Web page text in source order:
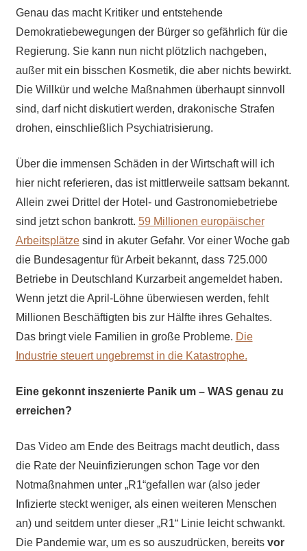
Genau das macht Kritiker und entstehende
Demokratiebewegungen der Bürger so gefährlich für die
Regierung. Sie kann nun nicht plötzlich nachgeben,
außer mit ein bisschen Kosmetik, die aber nichts bewirkt.
Die Willkür und welche Maßnahmen überhaupt sinnvoll
sind, darf nicht diskutiert werden, drakonische Strafen
drohen, einschließlich Psychiatrisierung.
Über die immensen Schäden in der Wirtschaft will ich
hier nicht referieren, das ist mittlerweile sattsam bekannt.
Allein zwei Drittel der Hotel- und Gastronomiebetriebe
sind jetzt schon bankrott. 59 Millionen europäischer
Arbeitsplätzesind in akuter Gefahr. Vor einer Woche gab
die Bundesagentur für Arbeit bekannt, dass 725.000
Betriebe in Deutschland Kurzarbeit angemeldet haben.
Wenn jetzt die April-Löhne überwiesen werden, fehlt
Millionen Beschäftigten bis zur Hälfte ihres Gehaltes.
Das bringt viele Familien in große Probleme. Die
Industrie steuert ungebremst in die Katastrophe.
Eine gekonnt inszenierte Panik um – WAS genau zu
erreichen?
Das Video am Ende des Beitrags macht deutlich, dass
die Rate der Neuinfizierungen schon Tage vor den
Notmaßnahmen unter „R1“gefallen war (also jeder
Infizierte steckt weniger, als einen weiteren Menschen
an) und seitdem unter dieser „R1“ Linie leicht schwankt.
Die Pandemie war, um es so auszudrücken, bereits vor